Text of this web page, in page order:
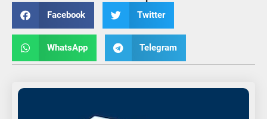
Facebook Twitter
WhatsApp Telegram